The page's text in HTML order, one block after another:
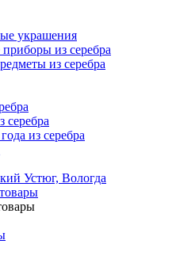
украшения
из серебра
из серебра
серебра
из серебра
Устюг, Вологда